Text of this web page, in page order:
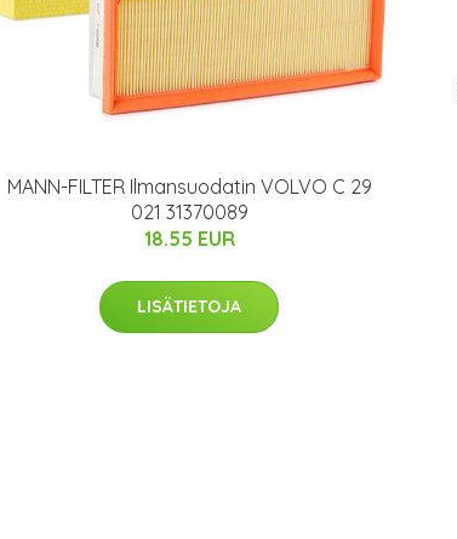
MANN-FILTER Ilmansuodatin VOLVO C 29
021 31370089
18.55 EUR
LISÄTIETOJA